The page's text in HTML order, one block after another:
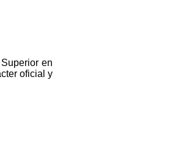
en
oficial y